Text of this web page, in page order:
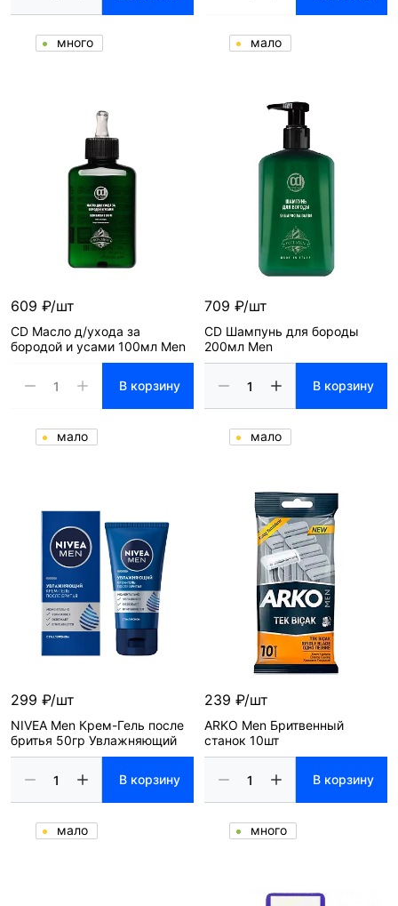
много мало
609 ₽/шт
CD Масло д/ухода за
бородой и усами 100мл Men
В корзину
мало
709 ₽/шт
CD Шампунь для бороды
200мл Men
В корзину
мало
299 ₽/шт
NIVEA Men Крем-Гель после
бритья 50гр Увлажняющий
В корзину
мало
239 ₽/шт
ARKO Men Бритвенный
станок 10шт
В корзину
много